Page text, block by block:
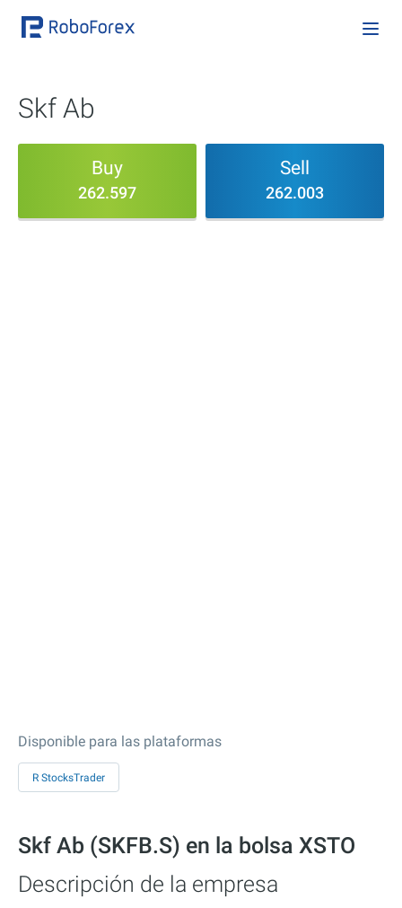
Skf Ab
Buy
262.597
Sell
262.003
Disponible para las plataformas
R StocksTrader
Skf Ab (SKFB.S) en la bolsa XSTO
Descripción de la empresa